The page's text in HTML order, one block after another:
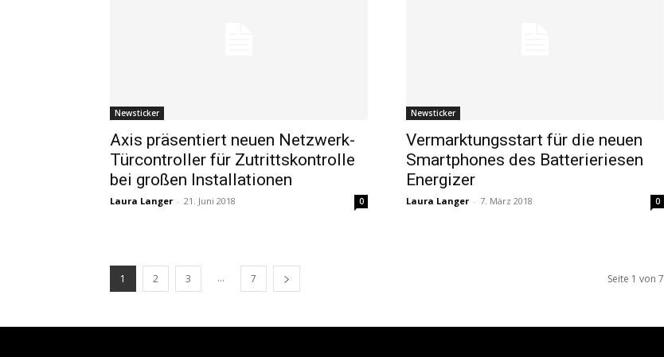
Newsticker
Axis präsentiert neuen Netzwerk-
Türcontroller für Zutrittskontrolle
bei großen Installationen
Laura Langer - 21. Juni 2018 0
Newsticker
Vermarktungsstart für die neuen
Smartphones des Batterieriesen
Energizer
Laura Langer - 7. März 2018 0
1 2 3 ... 7 Seite 1 von 7